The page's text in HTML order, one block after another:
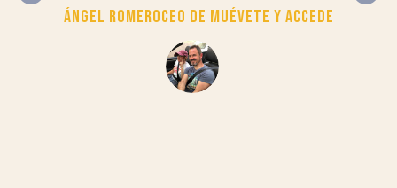
Ángel RomeroCEO de Muévete y Accede